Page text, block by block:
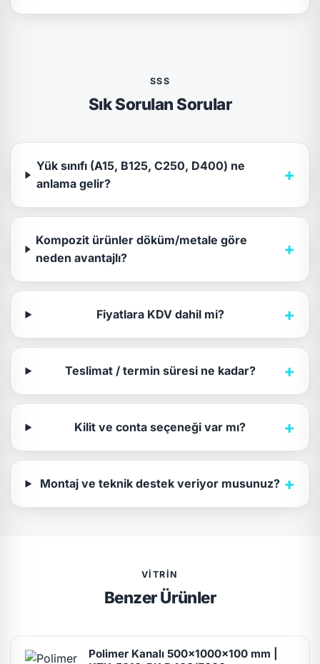
SSS
Sık Sorulan Sorular
Yük sınıfı (A15, B125, C250, D400) ne
anlama gelir?
+
Kompozit ürünler döküm/metale göre
neden avantajlı?
+
Fiyatlara KDV dahil mi? +
Teslimat / termin süresi ne kadar? +
Kilit ve conta seçeneği var mı? +
Montaj ve teknik destek veriyor musunuz? +
VITRIN
Benzer Ürünler
Polimer Kanalı 500x1000x100 mm |